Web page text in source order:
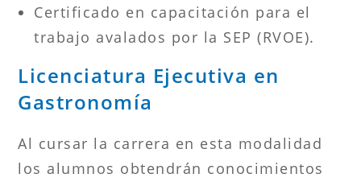
Certificado en capacitación para el
trabajo avalados por la SEP (RVOE).
Licenciatura Ejecutiva en
Gastronomía
Al cursar la carrera en esta modalidad
los alumnos obtendrán conocimientos